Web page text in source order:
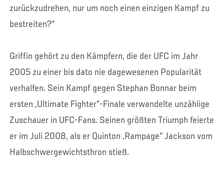
zurückzudrehen, nur um noch einen einzigen Kampf zu
bestreiten?“
Griffin gehört zu den Kämpfern, die der UFC im Jahr
2005 zu einer bis dato nie dagewesenen Popularität
verhalfen. Sein Kampf gegen Stephan Bonnar beim
ersten „Ultimate Fighter“-Finale verwandelte unzählige
Zuschauer in UFC-Fans. Seinen größten Triumph feierte
er im Juli 2008, als er Quinton „Rampage“ Jackson vom
Halbschwergewichtsthron stieß.